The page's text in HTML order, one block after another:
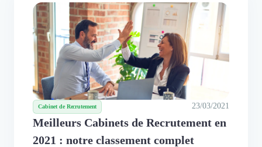
Cabinet de Recrutement 23/03/2021
Meilleurs Cabinets de Recrutement en
2021 : notre classement complet